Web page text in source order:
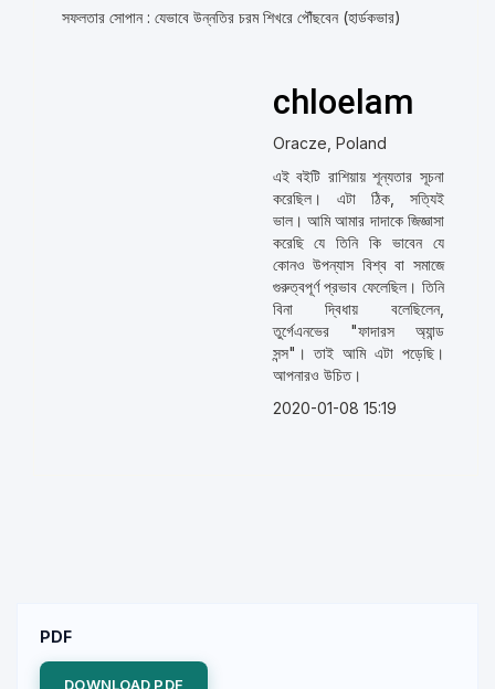
সফলতার সোপান : যেভাবে উন্নতির চরম শিখরে পৌঁছবেন (হার্ডকভার)
chloelam
Oracze, Poland
এই বইটি রাশিয়ায় শূন্যতার সূচনা
করেছিল। এটা ঠিক, সত্যিই
ভাল। আমি আমার দাদাকে জিজ্ঞাসা
করেছি যে তিনি কি ভাবেন যে
কোনও উপন্যাস বিশ্ব বা সমাজে
গুরুত্বপূর্ণ প্রভাব ফেলেছিল। তিনি
বিনা দ্বিধায় বলেছিলেন,
তুর্গেএনভের "ফাদারস অ্যান্ড
সন্স"। তাই আমি এটা পড়েছি।
আপনারও উচিত।
2020-01-08 15:19
PDF
DOWNLOAD PDF